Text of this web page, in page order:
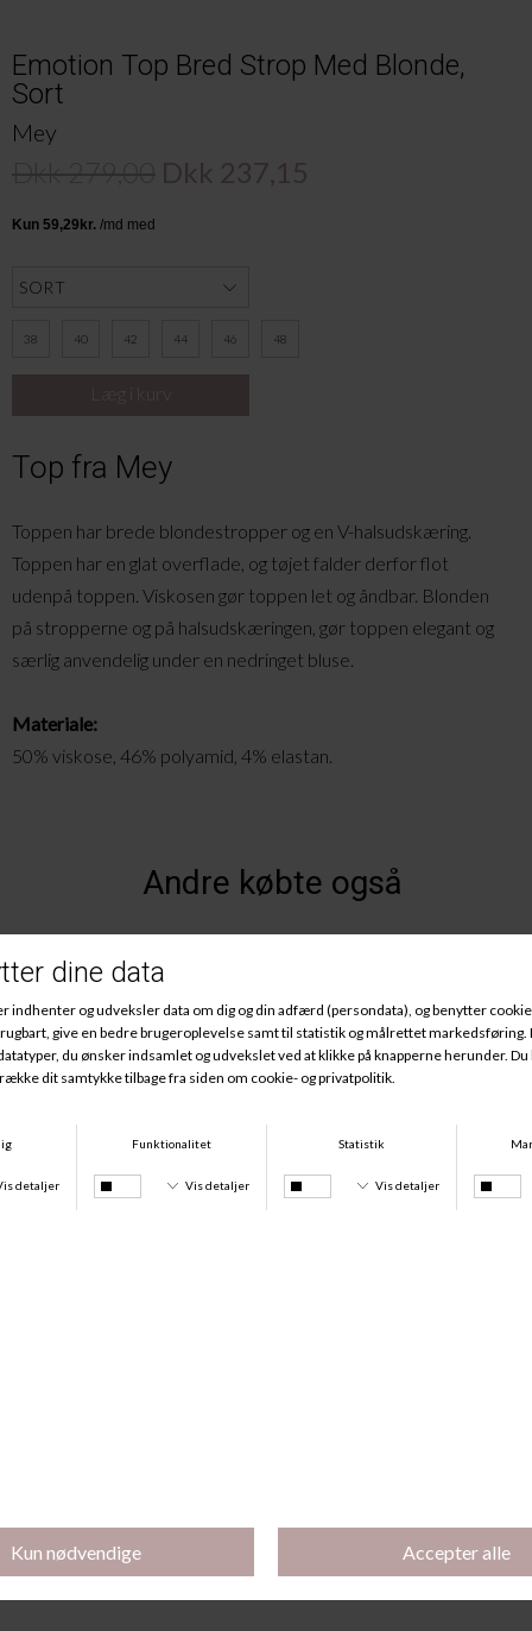
Emotion Top Bred Strop Med Blonde,
Sort
Mey
Dkk 237,15
38 40 42 44 46 48
Top fra Mey
Toppen har brede blondestropper og en V-halsudskæring.
Toppen har en glat overflade, og tøjet falder derfor flot
udenpå toppen. Viskosen gør toppen let og åndbar. Blonden
på stropperne og på halsudskæringen, gør toppen elegant og
særlig anvendelig under en nedringet bluse.
Materiale:
50% viskose, 46% polyamid, 4% elastan.
Andre købte også
-15%
Emotion Maxi, Blossom
Pretty Joan Hipster, Breezy Blue
DKK 349,00
DKK 489,30